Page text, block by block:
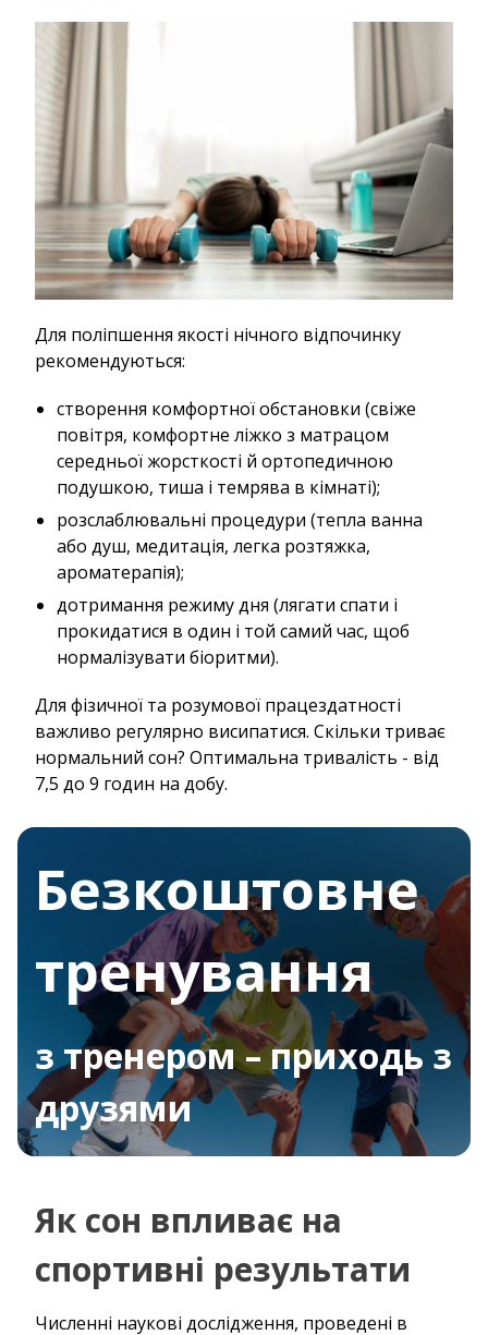
Для поліпшення якості нічного відпочинку
рекомендуються:
створення комфортної обстановки (свіже
повітря, комфортне ліжко з матрацом
середньої жорсткості й ортопедичною
подушкою, тиша і темрява в кімнаті);
розслаблювальні процедури (тепла ванна
або душ, медитація, легка розтяжка,
ароматерапія);
дотримання режиму дня (лягати спати і
прокидатися в один і той самий час, щоб
нормалізувати біоритми).
Для фізичної та розумової працездатності
важливо регулярно висипатися. Скільки триває
нормальний сон? Оптимальна тривалість - від
7,5 до 9 годин на добу.
Безкоштовне
тренування
з тренером – приходь з
друзями
Як сон впливає на
спортивні результати
Численні наукові дослідження, проведені в